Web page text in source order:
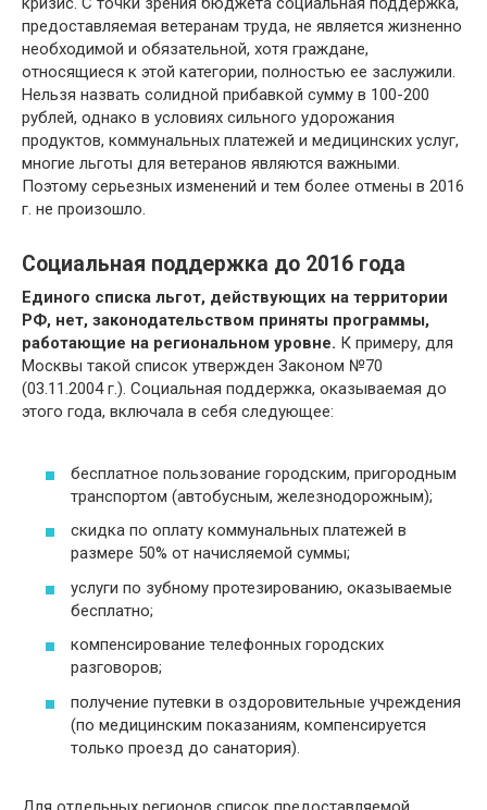
предоставляемая ветеранам труда, не является жизненно
необходимой и обязательной, хотя граждане,
относящиеся к этой категории, полностью ее заслужили.
Нельзя назвать солидной прибавкой сумму в 100-200
рублей, однако в условиях сильного удорожания
продуктов, коммунальных платежей и медицинских услуг,
многие льготы для ветеранов являются важными.
Поэтому серьезных изменений и тем более отмены в 2016
г. не произошло.
Социальная поддержка до 2016 года
Единого списка льгот, действующих на территории
РФ, нет, законодательством приняты программы,
работающие на региональном уровне. К примеру, для
Москвы такой список утвержден Законом №70
(03.11.2004 г.). Социальная поддержка, оказываемая до
этого года, включала в себя следующее:
бесплатное пользование городским, пригородным
транспортом (автобусным, железнодорожным);
скидка по оплату коммунальных платежей в
размере 50% от начисляемой суммы;
услуги по зубному протезированию, оказываемые
бесплатно;
компенсирование телефонных городских
разговоров;
получение путевки в оздоровительные учреждения
(по медицинским показаниям, компенсируется
только проезд до санатория).